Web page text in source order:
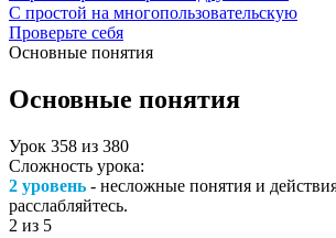
С простой на многопользовательскую
Проверьте себя
Основные понятия
Основные понятия
Урок 358 из 380
Сложность урока:
2 уровень - несложные понятия и
расслабляйтесь.
2 из 5